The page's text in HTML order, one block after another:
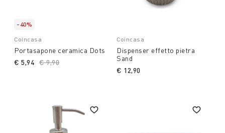
-40%
Coincasa
Portasapone ceramica Dots
Price reduced from
€ 9,90
€ 5,94
Coincasa
Dispenser effetto pietra
Sand
€ 12,90